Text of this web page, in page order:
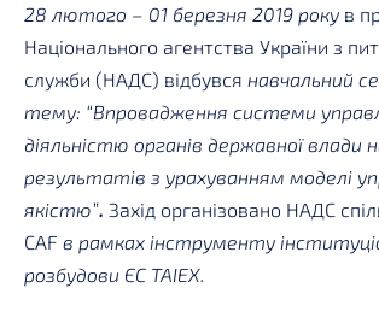
28 лютого – 01 березня 2019 року в
Національного агентства України з
служби (НАДС) відбувся навчальний
тему: “Впровадження системи
діяльністю органів державної влади
результатів з урахуванням моделі
якістю”. Захід організовано НАДС
CAF в рамках інструменту
розбудови ЄС ТАІЕХ.